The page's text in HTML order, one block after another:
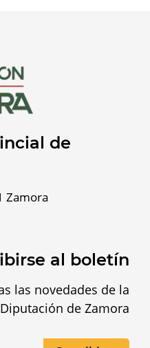
de
Zamora
al boletín
las novedades de la
Diputación de Zamora